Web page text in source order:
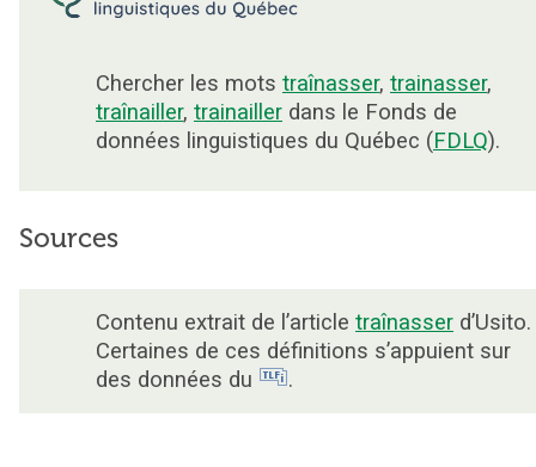
Chercher les mots traînasser, trainasser,
traînailler, trainailler dans le Fonds de
données linguistiques du Québec (FDLQ).
Sources
Contenu extrait de l’article traînasser d’Usito.
Certaines de ces définitions s’appuient sur
des données du
.